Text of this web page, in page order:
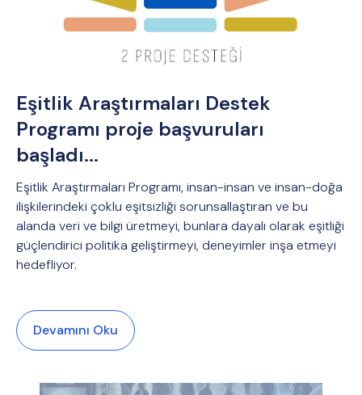
Eşitlik Araştırmaları Destek
Programı proje başvuruları
başladı...
Eşitlik Araştırmaları Programı, insan-insan ve insan-doğa
ilişkilerindeki çoklu eşitsizliği sorunsallaştıran ve bu
alanda veri ve bilgi üretmeyi, bunlara dayalı olarak eşitliği
güçlendirici politika geliştirmeyi, deneyimler inşa etmeyi
hedefliyor.
Devamını Oku